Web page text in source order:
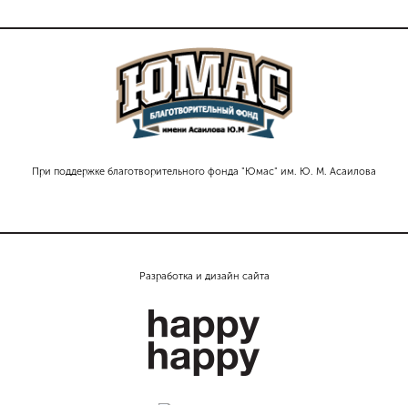
При поддержке благотворительного фонда "Юмас" им. Ю. М. Асаилова
Разработка и дизайн сайта